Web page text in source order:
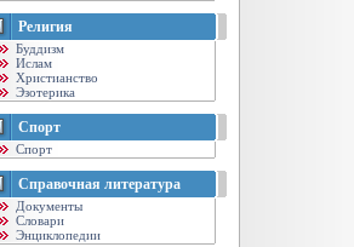
Религия
Буддизм
Ислам
Христианство
Эзотерика
Спорт
Спорт
Справочная литература
Документы
Словари
Энциклопедии